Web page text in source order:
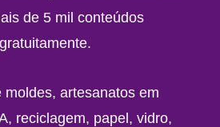
de 5 mil conteúdos
moldes, artesanatos em
reciclagem, papel, vidro,